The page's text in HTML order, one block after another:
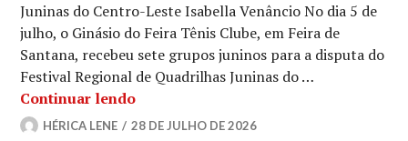
Juninas do Centro-Leste Isabella Venâncio No dia 5 de
julho, o Ginásio do Feira Tênis Clube, em Feira de
Santana, recebeu sete grupos juninos para a disputa do
Festival Regional de Quadrilhas Juninas do …
Continuar lendoQuando o grão vira festa: como a
HÉRICA LENE 28 DE JULHO DE 2026